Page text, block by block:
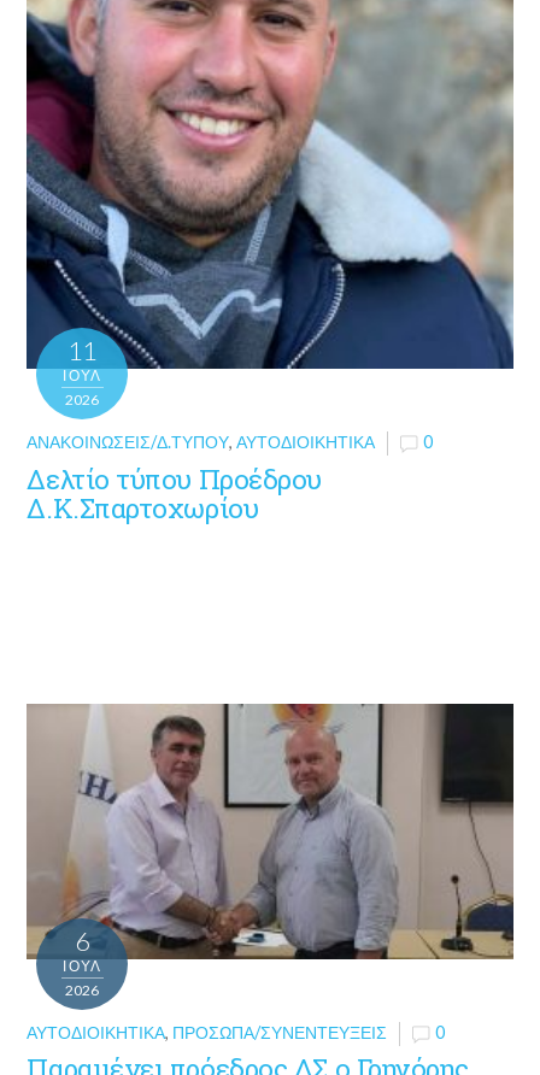
11
ΙΟΎΛ
2026
ΑΝΑΚΟΙΝΏΣΕΙΣ/Δ.ΤΎΠΟΥ,ΑΥΤΟΔΙΟΙΚΗΤΙΚΆ 0
Δελτίο τύπου Προέδρου
Δ.Κ.Σπαρτοχωρίου
6
ΙΟΎΛ
2026
ΑΥΤΟΔΙΟΙΚΗΤΙΚΆ, ΠΡΌΣΩΠΑ/ΣΥΝΕΝΤΕΎΞΕΙΣ 0